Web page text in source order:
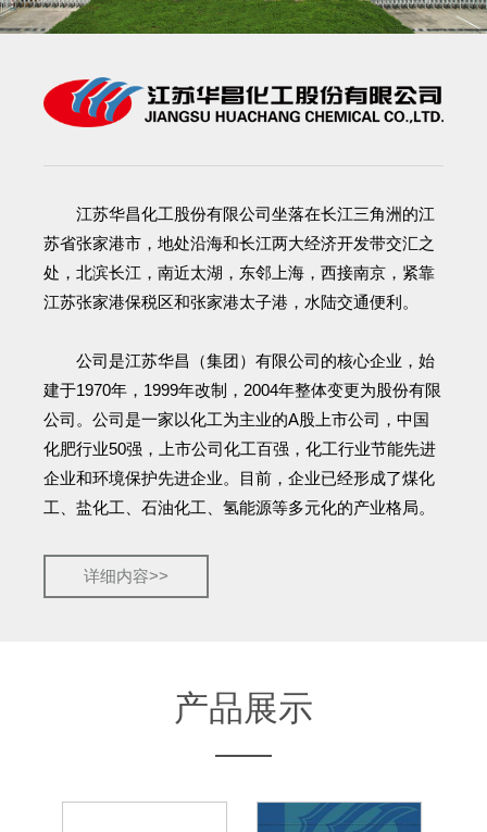
江苏华昌化工股份有限公司坐落在长江三角洲的江
苏省张家港市，地处沿海和长江两大经济开发带交汇之
处，北滨长江，南近太湖，东邻上海，西接南京，紧靠
江苏张家港保税区和张家港太子港，水陆交通便利。
公司是江苏华昌（集团）有限公司的核心企业，始
建于1970年，1999年改制，2004年整体变更为股份有限
公司。公司是一家以化工为主业的A股上市公司，中国
化肥行业50强，上市公司化工百强，化工行业节能先进
企业和环境保护先进企业。目前，企业已经形成了煤化
工、盐化工、石油化工、氢能源等多元化的产业格局。
详细内容>>
产品展示